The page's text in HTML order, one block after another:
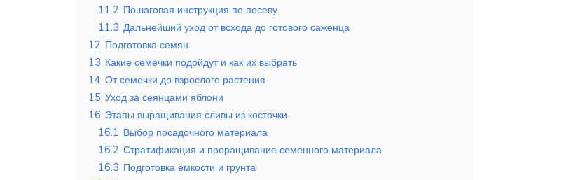
11.2 Пошаговая инструкция по посеву
11.3 Дальнейший уход от всхода до готового саженца
12 Подготовка семян
13 Какие семечки подойдут и как их выбрать
14 От семечки до взрослого растения
15 Уход за сеянцами яблони
16 Этапы выращивания сливы из косточки
16.1 Выбор посадочного материала
16.2 Стратификация и проращивание семенного материала
16.3 Подготовка ёмкости и грунта